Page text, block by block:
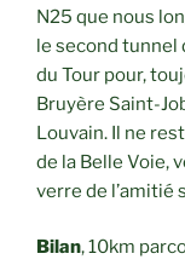
N25 que nous
le second tunnel
du Tour pour,
Bruyère Saint-
Louvain. Il ne
de la Belle Voie,
verre de l’amitié
Bilan, 10km